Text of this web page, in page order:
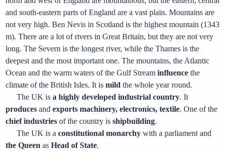
and south-eastern parts of England are a vast plain. Mountains are
not very high. Ben Nevis in Scotland is the highest mountain (1343
m). There are a lot of rivers in Great Britain, but they are not very
long. The Severn is the longest river, while the Thames is the
deepest and the most important one. The mountains, the Atlantic
Ocean and the warm waters of the Gulf Streaminfluence the
climate of the British Isles. It ismild the whole year round.
The UK is a highly developed industrial country. It
produces andexports machinery, electronics, textile. One of the
chief industries of the country isshipbuilding.
The UK is a constitutional monarchywith a parliament and
the Queen asHead of State.